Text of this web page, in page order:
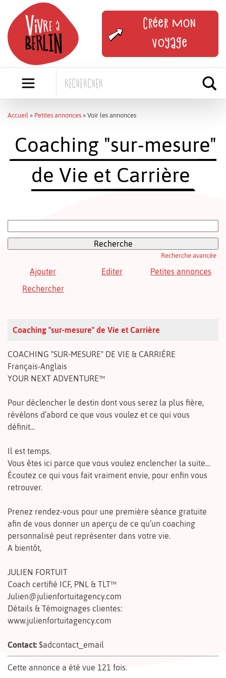
content
Créer mon
voyage
Accueil » Petites annonces » Voir les annonces
Coaching "sur-mesure"
de Vie et Carrière
Recherche avancée
Ajouter Editer
Petites annonces
Rechercher
Coaching "sur-mesure" de Vie et Carrière
COACHING "SUR-MESURE" DE VIE & CARRIÈRE
Français-Anglais
YOUR NEXT ADVENTURE™
Pour déclencher le destin dont vous serez la plus fière,
révélons d’abord ce que vous voulez et ce qui vous
définit...
Il est temps.
Vous êtes ici parce que vous voulez enclencher la suite…
Écoutez ce qui vous fait vraiment envie, pour enfin vous
retrouver.
Prenez rendez-vous pour une première séance gratuite
afin de vous donner un aperçu de ce qu’un coaching
personnalisé peut représenter dans votre vie.
A bientôt,
JULIEN FORTUIT
Coach certifié ICF, PNL & TLT™
Julien@julienfortuitagency.com
Détails & Témoignages clientes:
www.julienfortuitagency.com
Contact: $adcontact_email
Cette annonce a été vue 121 fois.